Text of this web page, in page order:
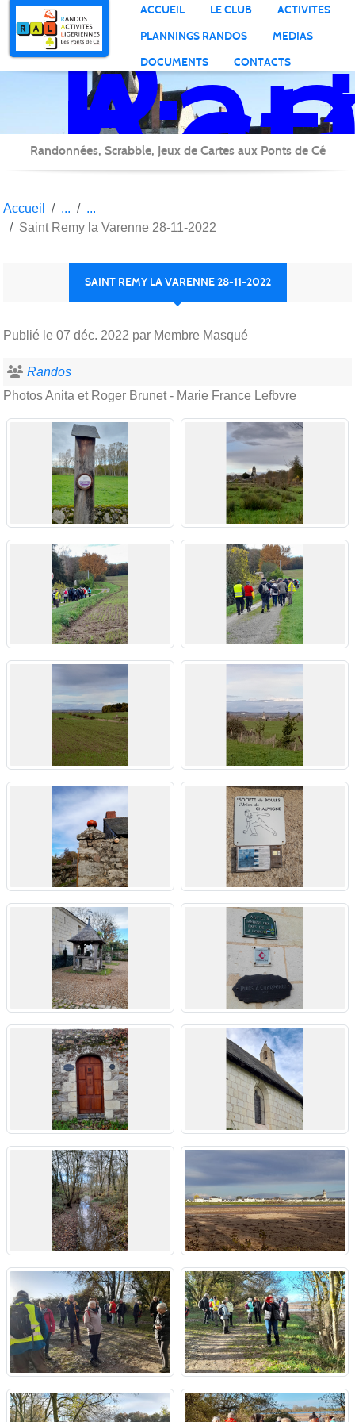
ACCUEIL LE CLUB
ACTIVITES
PLANNINGS RANDOS
MEDIAS
DOCUMENTS
CONTACTS
Randonnées, Scrabble, Jeux de Cartes aux Ponts de Cé
Accueil
Saint Remy la Varenne 28-11-2022
SAINT REMY LA VARENNE 28-11-2022
Publié le 07 déc. 2022 par Membre Masqué
Randos
Photos Anita et Roger Brunet - Marie France Lefbvre
Panneau de gestion des cookies